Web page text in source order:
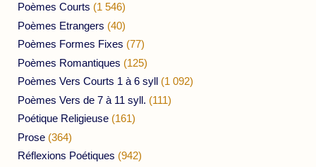
Poèmes Courts (1 546)
Poèmes Etrangers (40)
Poèmes Formes Fixes (77)
Poèmes Romantiques (125)
Poèmes Vers Courts 1 à 6 syll (1 092)
Poèmes Vers de 7 à 11 syll. (111)
Poétique Religieuse (161)
Prose (364)
Réflexions Poétiques (942)